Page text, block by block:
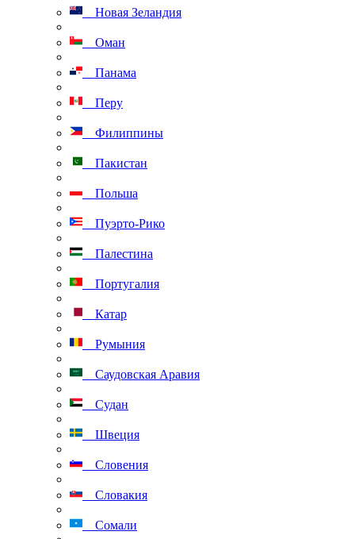
Новая Зеландия
Оман
Панама
Перу
Филиппины
Пакистан
Польша
Пуэрто-Рико
Палестина
Португалия
Катар
Румыния
Саудовская Аравия
Судан
Швеция
Словения
Словакия
Сомали